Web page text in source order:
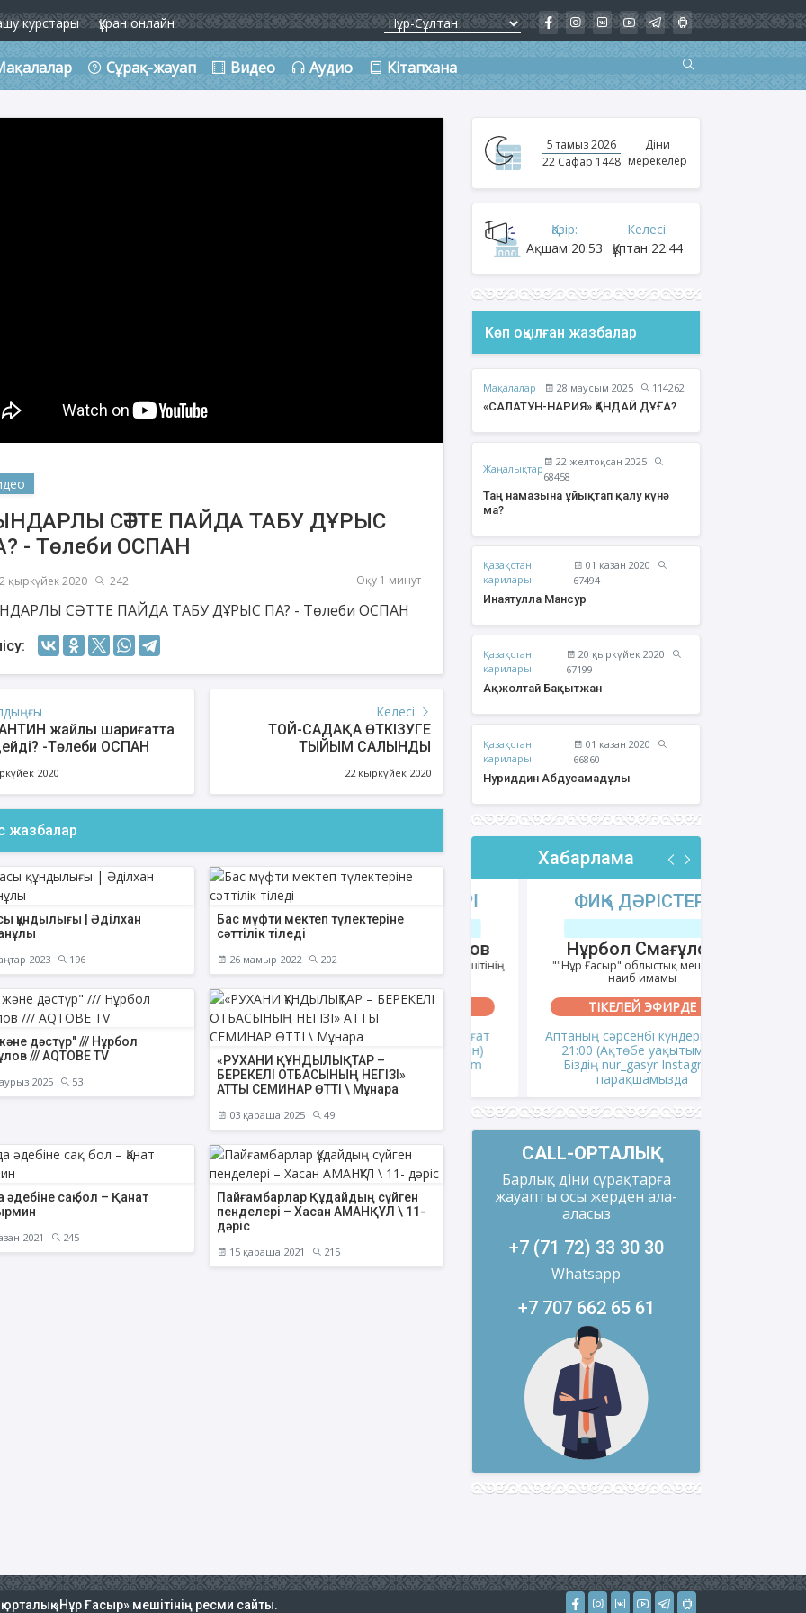
курстары Құран онлайн
Сұрақ-жауап Видео Аудио Кітапхана
Қуаныш
Полатханұлы
Есмурзаев Бауыржан
Қайырбайұлы
Құрбан Яхия Сансызбайұлы
СӘТТЕ ПАЙДА ТАБУ ДҰРЫС
- Төлеби ОСПАН
қыркүйек 2020 242 Оқу 1 минут
СӘТТЕ ПАЙДА ТАБУ ДҰРЫС ПА? - Төлеби ОСПАН
жайлы шариғатта
-Төлеби ОСПАН
2020
Келесі
ТОЙ-САДАҚА ӨТКІЗУГЕ
ТЫЙЫМ САЛЫНДЫ
22 қыркүйек 2020
жазбалар
құндылығы | Әділхан
2023 196
Бас мүфти мектеп түлектеріне
сәттілік тіледі
26 мамыр 2022 202
дәстүр" /// Нұрбол
/// AQTOBE TV
2025 53
«РУХАНИ ҚҰНДЫЛЫҚТАР –
БЕРЕКЕЛІ ОТБАСЫНЫҢ НЕГІЗІ»
АТТЫ СЕМИНАР ӨТТІ \ Мұнара
03 қараша 2025 49
әдебіне сақ бол – Қанат
2021 245
Пайғамбарлар Құдайдың сүйген
пенделері – Хасан АМАНҚҰЛ \ 11-
дәріс
15 қараша 2021 215
5 тамыз 2026
22 Сафар 1448
Діни
мерекелер
Қазір:
Ақшам 20:53
Келесі:
Құптан 22:44
Көп оқылған жазбалар
Мақалалар 28 маусым 2025
114262
«САЛАТУН-НАРИЯ» ҚАНДАЙ ДҰҒА?
Жаңалықтар
22 желтоқсан 2025
68458
Таң намазына ұйықтап қалу күнә
ма?
Қазақстан
қарилары
01 қазан 2020
67494
Инаятулла Мансур
Қазақстан
қарилары
20 қыркүйек 2020
67199
Ақжолтай Бақытжан
Қазақстан
қарилары
01 қазан 2020
66860
Нуриддин Абдусамадұлы
Хабарлама
""Нұр Ғасыр" облыстық мешітінің
наиб имамы
ТІКЕЛЕЙ ЭФИРДЕ
Аптаның сәрсенбі күндері сағат
21:00 (Ақтөбе уақытымен)
Біздің nur_gasyr Instagram
парақшамызда
АҚИДА ДӘРІСТЕРІ
""Ақтөбе қалалық орталық" мешітінің
наиб имамы
ТІКЕЛЕЙ ЭФИРДЕ
Аптаның сенбі күндері сағат
21:00 (Ақтөбе уақытымен)
Біздің nur_gasyr Instagram
парақшамызда
ФИҚҺ ДӘРІСТЕРІ
Нұрбол Смағұлов
""Нұр Ғасыр" облыстық мешітінің
наиб имамы
ТІКЕЛЕЙ ЭФИРДЕ
Аптаның сәрсенбі күндері сағат
21:00 (Ақтөбе уақытымен)
Біздің nur_gasyr Instagram
парақшамызда
CALL-ОРТАЛЫҚ
Барлық діни сұрақтарға
жауапты осы жерден ала-
аласыз
+7 (71 72) 33 30 30
Whatsapp
+7 707 662 65 61
«Нұр Ғасыр» мешітінің ресми сайты.